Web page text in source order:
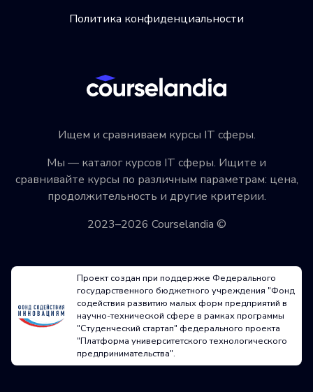
Ищем и сравниваем курсы IT сферы.
Мы — каталог курсов IT сферы. Ищите и
сравнивайте курсы по различным параметрам: цена,
продолжительность и другие критерии.
2023–2026 Courselandia ©
Политика конфиденциальности
Проект создан при поддержке Федерального
государственного бюджетного учреждения "Фонд
содействия развитию малых форм предприятий в
научно-технической сфере в рамках программы
"Студенческий стартап" федерального проекта
"Платформа университетского технологического
предпринимательства".